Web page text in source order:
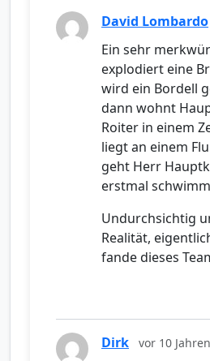
David Lombardo
Ein sehr
explodiert eine
wird ein Bordell
dann wohnt
Roiter in einem
liegt an einem
geht Herr
erstmal
Undurchsichtig
Realität,
fande dieses
Dirk vor 10 Jahren